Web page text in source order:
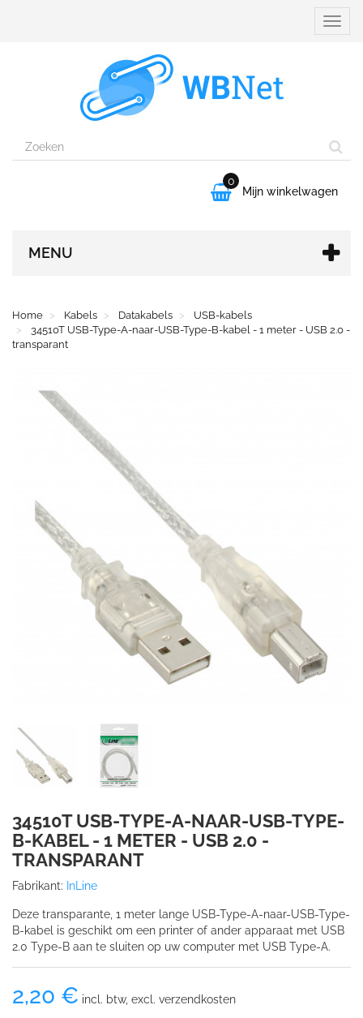

0
Mijn winkelwagen
MENU
Home Kabels Datakabels
USB-kabels
34510T USB-Type-A-naar-USB-Type-B-kabel - 1 meter - USB 2.0 -
transparant
34510T USB-TYPE-A-NAAR-USB-TYPE-
B-KABEL - 1 METER - USB 2.0 -
TRANSPARANT
Fabrikant: InLine
Deze transparante, 1 meter lange USB-Type-A-naar-USB-Type-
B-kabel is geschikt om een printer of ander apparaat met USB
2.0 Type-B aan te sluiten op uw computer met USB Type-A.
2,20 € incl. btw, excl. verzendkosten